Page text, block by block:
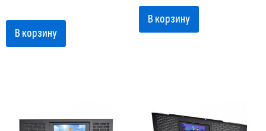
В корзину
В корзину